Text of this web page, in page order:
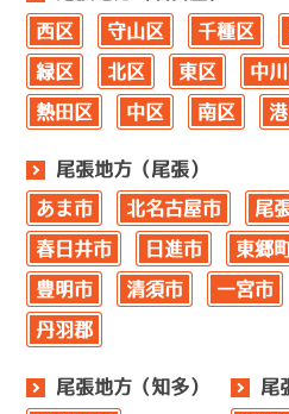
西区 守山区 千種区
緑区 北区 東区 中
熱田区 中区 南区
尾張地方（尾張）
あま市 北名古屋市 尾
春日井市 日進市 東郷
豊明市 清須市 一宮市
丹羽郡
尾張地方（知多） 尾